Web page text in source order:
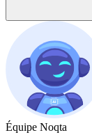
Équipe Noqta